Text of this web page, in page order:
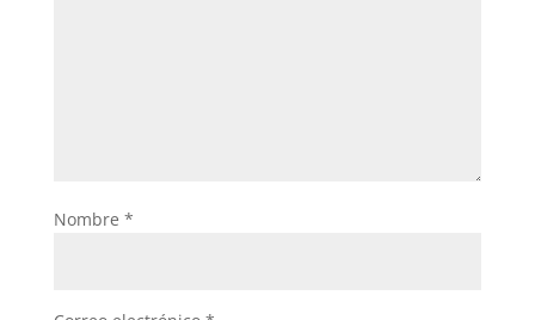
Nombre *